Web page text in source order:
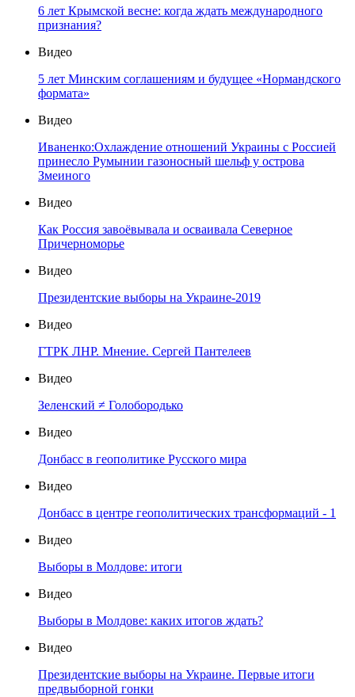
6 лет Крымской весне: когда ждать международного
признания?
Видео
5 лет Минским соглашениям и будущее «Нормандского
формата»
Видео
Иваненко:Охлаждение отношений Украины с Россией
принесло Румынии газоносный шельф у острова
Змеиного
Видео
Как Россия завоёвывала и осваивала Северное
Причерноморье
Видео
Президентские выборы на Украине-2019
Видео
ГТРК ЛНР. Мнение. Сергей Пантелеев
Видео
Зеленский ≠ Голобородько
Видео
Донбасс в геополитике Русского мира
Видео
Донбасс в центре геополитических трансформаций - 1
Видео
Выборы в Молдове: итоги
Видео
Выборы в Молдове: каких итогов ждать?
Видео
Президентские выборы на Украине. Первые итоги
предвыборной гонки